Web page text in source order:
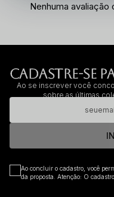
Nenhuma
CADASTRE-SE
Ao se inscrever você
sobre as últimas
Ao concluir o cadastro, você
da proposta. Atenção: O